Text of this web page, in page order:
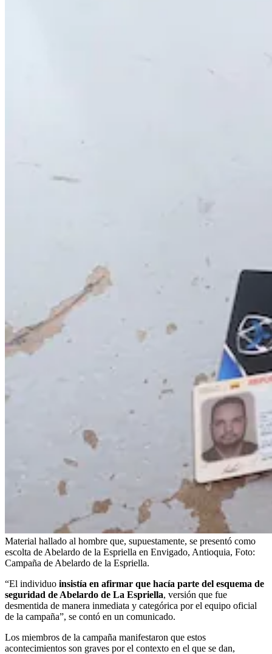
Material hallado al hombre que, supuestamente, se presentó como
escolta de Abelardo de la Espriella en Envigado, Antioquia, Foto:
Campaña de Abelardo de la Espriella.
“El individuo insistía en afirmar que hacía parte del esquema de
seguridad de Abelardo de La Espriella, versión que fue
desmentida de manera inmediata y categórica por el equipo oficial
de la campaña”, se contó en un comunicado.
Los miembros de la campaña manifestaron que estos
acontecimientos son graves por el contexto en el que se dan,